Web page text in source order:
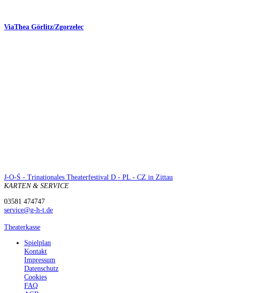
ViaThea Görlitz/​­Zgorzelec
J-O-Ś - Trinationales Theaterfestival D - PL - CZ in Zittau
KARTEN & SERVICE
03581 474747
service@g-h-t.de
Theaterkasse
Spielplan
Kontakt
Impressum
Datenschutz
Cookies
FAQ